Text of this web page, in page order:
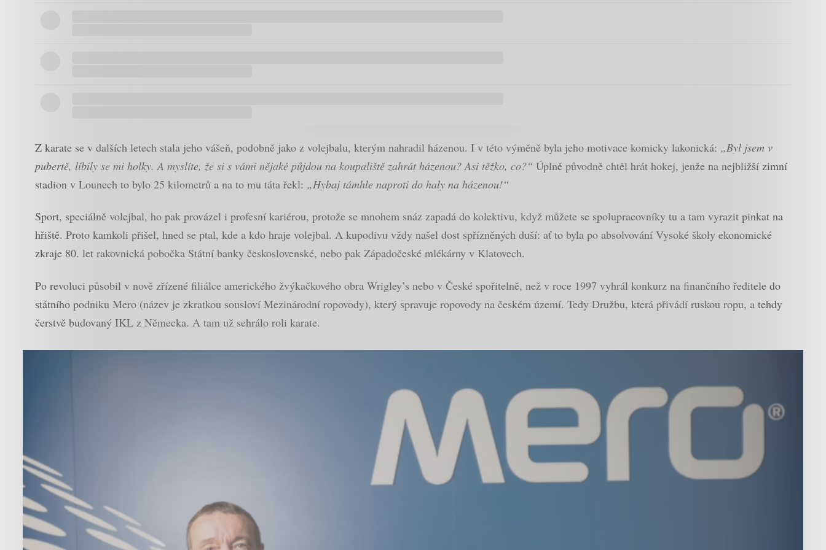
Z karate se v dalších letech stala jeho vášeň, podobně jako z volejbalu, kterým nahradil házenou. I v této výměně byla jeho motivace komicky lakonická: „Byl jsem v
pubertě, líbily se mi holky. A myslíte, že si s vámi nějaké půjdou na koupaliště zahrát házenou? Asi těžko, co?“ Úplně původně chtěl hrát hokej, jenže na nejbližší zimní
stadion v Lounech to bylo 25 kilometrů a na to mu táta řekl: „Hybaj támhle naproti do haly na házenou!“
Sport, speciálně volejbal, ho pak provázel i profesní kariérou, protože se mnohem snáz zapadá do kolektivu, když můžete se spolupracovníky tu a tam vyrazit pinkat na
hřiště. Proto kamkoli přišel, hned se ptal, kde a kdo hraje volejbal. A kupodivu vždy našel dost spřízněných duší: ať to byla po absolvování Vysoké školy ekonomické
zkraje 80. let rakovnická pobočka Státní banky československé, nebo pak Západočeské mlékárny v Klatovech.
Po revoluci působil v nově zřízené filiálce amerického žvýkačkového obra Wrigley’s nebo v České spořitelně, než v roce 1997 vyhrál konkurz na finančního ředitele do
státního podniku Mero (název je zkratkou sousloví Mezinárodní ropovody), který spravuje ropovody na českém území. Tedy Družbu, která přivádí ruskou ropu, a tehdy
čerstvě budovaný IKL z Německa. A tam už sehrálo roli karate.